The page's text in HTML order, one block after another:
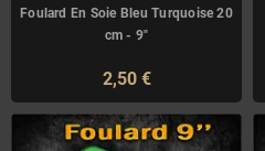
Foulard En Soie Bleu Turquoise 20
cm - 9"
2,50 €